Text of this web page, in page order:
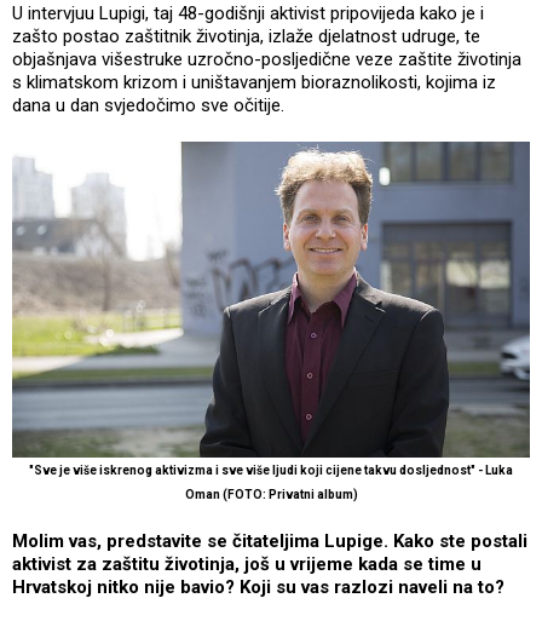
U intervjuu Lupigi, taj 48-godišnji aktivist pripovijeda kako je i
zašto postao zaštitnik životinja, izlaže djelatnost udruge, te
objašnjava višestruke uzročno-posljedične veze zaštite životinja
s klimatskom krizom i uništavanjem bioraznolikosti, kojima iz
dana u dan svjedočimo sve očitije.
"Sve je više iskrenog aktivizma i sve više ljudi koji cijene takvu dosljednost" - Luka
Oman (FOTO: Privatni album)
Molim vas, predstavite se čitateljima Lupige. Kako ste postali
aktivist za zaštitu životinja, još u vrijeme kada se time u
Hrvatskoj nitko nije bavio? Koji su vas razlozi naveli na to?